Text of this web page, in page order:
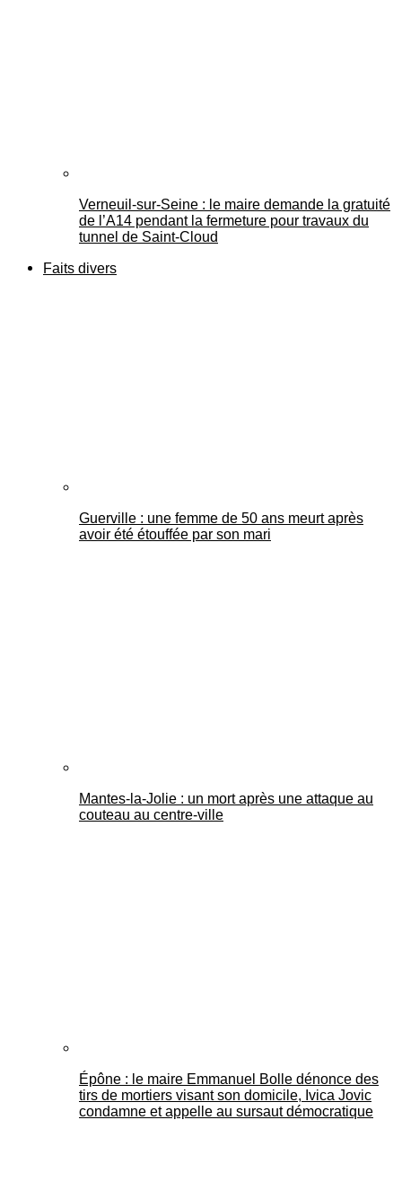
Verneuil-sur-Seine : le maire demande la gratuité
de l’A14 pendant la fermeture pour travaux du
tunnel de Saint-Cloud
Faits divers
Guerville : une femme de 50 ans meurt après
avoir été étouffée par son mari
Mantes-la-Jolie : un mort après une attaque au
couteau au centre-ville
Épône : le maire Emmanuel Bolle dénonce des
tirs de mortiers visant son domicile, Ivica Jovic
condamne et appelle au sursaut démocratique